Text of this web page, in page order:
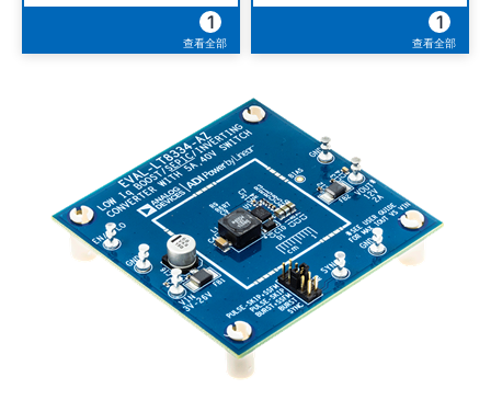
1
查看全部
1
查看全部